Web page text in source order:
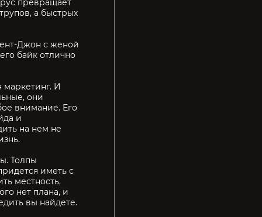
превращает
а быстрых
Джон с женой
байк отлично
И
они
внимание. Его
и
на нем не
Толпы
иметь с
местность,
нет плана, и
вы найдете.